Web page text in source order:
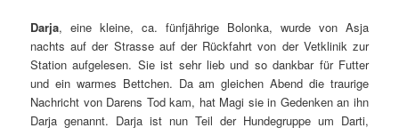
Darja, eine kleine, ca. fünfjährige Bolonka, wurde von Asja
nachts auf der Strasse auf der Rückfahrt von der Vetklinik zur
Station aufgelesen. Sie ist sehr lieb und so dankbar für Futter
und ein warmes Bettchen. Da am gleichen Abend die traurige
Nachricht von Darens Tod kam, hat Magi sie in Gedenken an ihn
Darja genannt. Darja ist nun Teil der Hundegruppe um Darti,